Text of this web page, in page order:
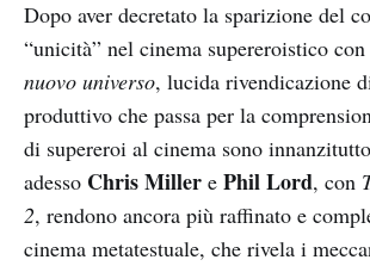
Dopo aver decretato la sparizione del
“unicità” nel cinema supereroistico con
nuovo universo, lucida rivendicazione
produttivo che passa per la
di supereroi al cinema sono
adesso Chris Miller e Phil Lord, con
2, rendono ancora più raffinato e
cinema metatestuale, che rivela i